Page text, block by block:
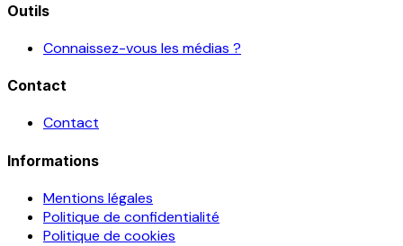
Outils
Connaissez-vous les médias ?
Contact
Contact
Informations
Mentions légales
Politique de confidentialité
Politique de cookies